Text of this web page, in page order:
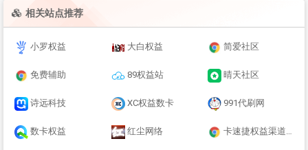
相关站点推荐
小罗权益 大白权益 简爱社区
免费辅助 89权益站 晴天社区
诗远科技 XC权益数卡 991代刷网
数卡权益 红尘网络 卡速捷权益渠道货源终端